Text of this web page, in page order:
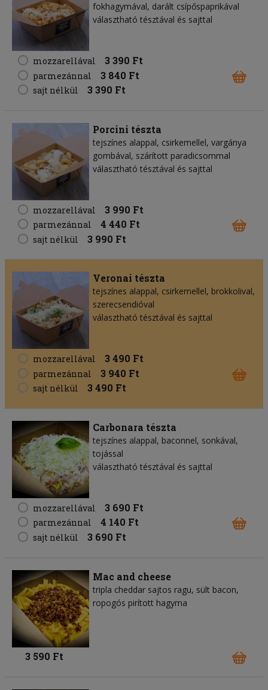
fokhagymával, darált csípőspaprikával
választható tésztával és sajttal
mozzarellával 3 390 Ft
parmezánnal 3 840 Ft
sajt nélkül 3 390 Ft
Porcini tészta
tejszínes alappal, csirkemellel, vargánya
gombával, szárított paradicsommal
választható tésztával és sajttal
mozzarellával 3 990 Ft
parmezánnal 4 440 Ft
sajt nélkül 3 990 Ft
Veronai tészta
tejszínes alappal, csirkemellel, brokkolival,
szerecsendióval
választható tésztával és sajttal
mozzarellával 3 490 Ft
parmezánnal 3 940 Ft
sajt nélkül 3 490 Ft
Carbonara tészta
tejszínes alappal, baconnel, sonkával,
tojással
választható tésztával és sajttal
mozzarellával 3 690 Ft
parmezánnal 4 140 Ft
sajt nélkül 3 690 Ft
Mac and cheese
tripla cheddar sajtos ragu, sült bacon,
ropogós pirított hagyma
3 590 Ft